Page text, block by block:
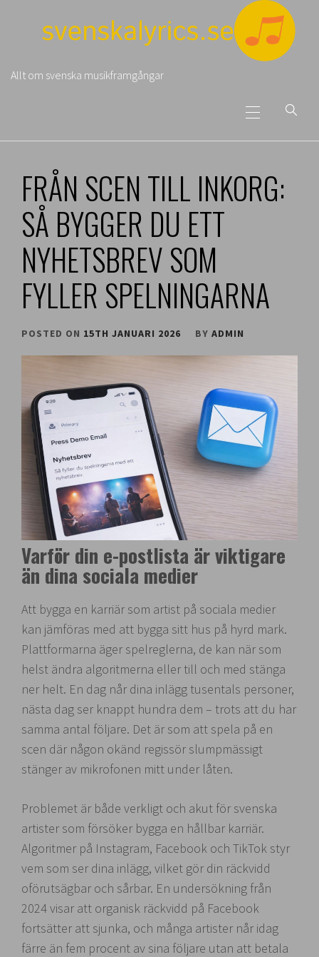
Allt om svenska musikframgångar
Menu
FRÅN SCEN TILL INKORG:
SÅ BYGGER DU ETT
NYHETSBREV SOM
FYLLER SPELNINGARNA
POSTED ON 15TH JANUARI 2026 BY ADMIN
Varför din e-postlista är viktigare
än dina sociala medier
Att bygga en karriär som artist på sociala medier
kan jämföras med att bygga sitt hus på hyrd mark.
Plattformarna äger spelreglerna, de kan när som
helst ändra algoritmerna eller till och med stänga
ner helt. En dag når dina inlägg tusentals personer,
nästa dag ser knappt hundra dem – trots att du har
samma antal följare. Det är som att spela på en
scen där någon okänd regissör slumpmässigt
stänger av mikrofonen mitt under låten.
Problemet är både verkligt och akut för svenska
artister som försöker bygga en hållbar karriär.
Algoritmer på Instagram, Facebook och TikTok styr
vem som ser dina inlägg, vilket gör din räckvidd
oförutsägbar och sårbar. En undersökning från
2024 visar att organisk räckvidd på Facebook
fortsätter att sjunka, och många artister når idag
färre än fem procent av sina följare utan att betala